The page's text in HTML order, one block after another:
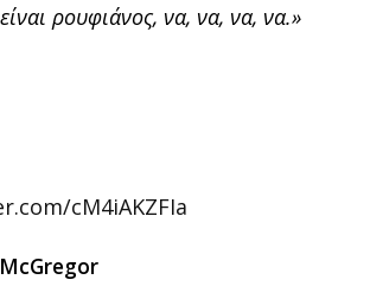
ρουφιάνος, να, να, να, να.»
cM4iAKZFIa